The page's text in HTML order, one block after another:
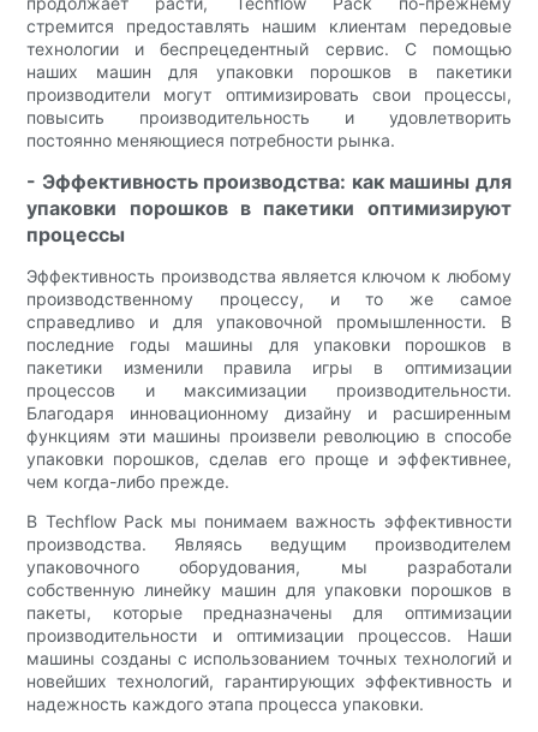
стремится предоставлять нашим клиентам передовые
технологии и беспрецедентный сервис. С помощью
наших машин для упаковки порошков в пакетики
производители могут оптимизировать свои процессы,
повысить производительность и удовлетворить
постоянно меняющиеся потребности рынка.
- Эффективность производства: как машины для
упаковки порошков в пакетики оптимизируют
процессы
Эффективность производства является ключом к любому
производственному процессу, и то же самое
справедливо и для упаковочной промышленности. В
последние годы машины для упаковки порошков в
пакетики изменили правила игры в оптимизации
процессов и максимизации производительности.
Благодаря инновационному дизайну и расширенным
функциям эти машины произвели революцию в способе
упаковки порошков, сделав его проще и эффективнее,
чем когда-либо прежде.
В Techflow Pack мы понимаем важность эффективности
производства. Являясь ведущим производителем
упаковочного оборудования, мы разработали
собственную линейку машин для упаковки порошков в
пакеты, которые предназначены для оптимизации
производительности и оптимизации процессов. Наши
машины созданы с использованием точных технологий и
новейших технологий, гарантирующих эффективность и
надежность каждого этапа процесса упаковки.